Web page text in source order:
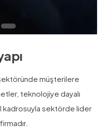
müşterilere
teknolojiye dayalı
sektörde lider